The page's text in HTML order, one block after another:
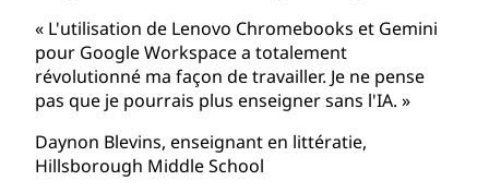
« L'utilisation de Lenovo Chromebooks et Gemini
pour Google Workspace a totalement
révolutionné ma façon de travailler. Je ne pense
pas que je pourrais plus enseigner sans l'IA. »
Daynon Blevins, enseignant en littératie,
Hillsborough Middle School